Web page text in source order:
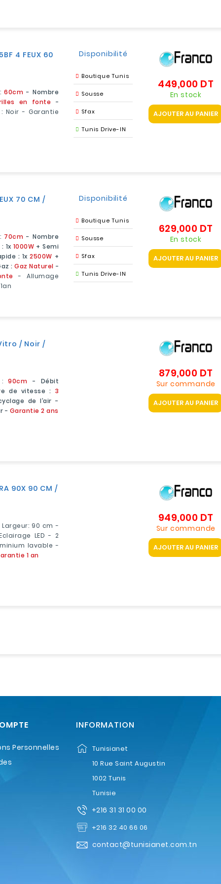
4 FEUX 60
:60cm - Nombre
en fonte -
Noir - Garantie
Disponibilité
Boutique Tunis
Sousse
Sfax
Tunis Drive-IN
449,000 DT
En stock
AJOUTER AU PANIER
70 CM /
70cm - Nombre
1x 1000W + Semi
: 1x2500W +
:Gaz Naturel -
- Allumage
Disponibilité
Boutique Tunis
Sousse
Sfax
Tunis Drive-IN
629,000 DT
En stock
AJOUTER AU PANIER
/ Noir /
:90cm - Débit
de vitesse : 3
de l’air -
- Garantie 2 ans
879,000 DT
Sur commande
AJOUTER AU PANIER
90X 90 CM /
- Largeur: 90 cm -
LED - 2
lavable -
1 an
949,000 DT
Sur commande
AJOUTER AU PANIER
Personnelles
INFORMATION
Tunisianet
10 Rue Saint Augustin
1002 Tunis
Tunisie
+216 31 31 00 00
+216 32 40 66 06
contact@tunisianet.com.tn